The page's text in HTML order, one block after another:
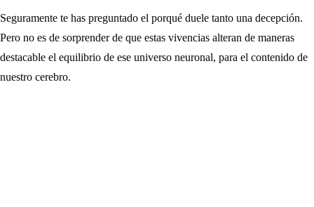
Seguramente te has preguntado el porqué duele tanto una decepción.
Pero no es de sorprender de que estas vivencias alteran de maneras
destacable el equilibrio de ese universo neuronal, para el contenido de
nuestro cerebro.